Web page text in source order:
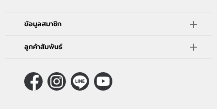
ข้อมูลสมาชิก
ลูกค้าสัมพันธ์